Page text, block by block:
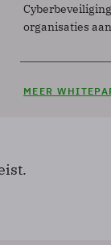
organisaties
MEER